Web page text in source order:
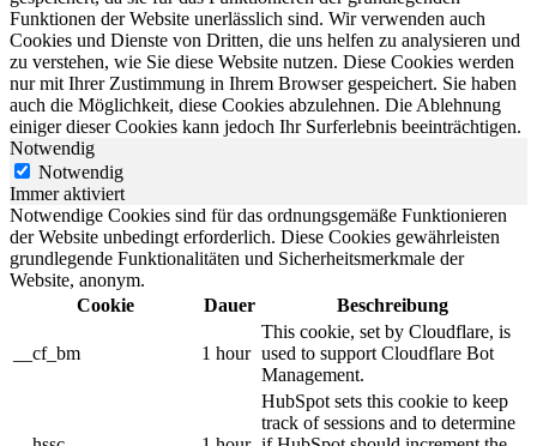
Funktionen der Website unerlässlich sind. Wir verwenden auch
Cookies und Dienste von Dritten, die uns helfen zu analysieren und
zu verstehen, wie Sie diese Website nutzen. Diese Cookies werden
nur mit Ihrer Zustimmung in Ihrem Browser gespeichert. Sie haben
auch die Möglichkeit, diese Cookies abzulehnen. Die Ablehnung
einiger dieser Cookies kann jedoch Ihr Surferlebnis beeinträchtigen.
Notwendig
Notwendig
Immer aktiviert
Notwendige Cookies sind für das ordnungsgemäße Funktionieren
der Website unbedingt erforderlich. Diese Cookies gewährleisten
grundlegende Funktionalitäten und Sicherheitsmerkmale der
Website, anonym.
Cookie
Dauer Beschreibung
__cf_bm 1 hour
This cookie, set by Cloudflare, is
used to support Cloudflare Bot
Management.
HubSpot sets this cookie to keep
track of sessions and to determine